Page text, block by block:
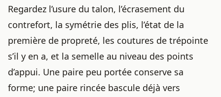
Regardez l’usure du talon, l’écrasement du
contrefort, la symétrie des plis, l’état de la
première de propreté, les coutures de trépointe
s’il y en a, et la semelle au niveau des points
d’appui. Une paire peu portée conserve sa
forme; une paire rincée bascule déjà vers